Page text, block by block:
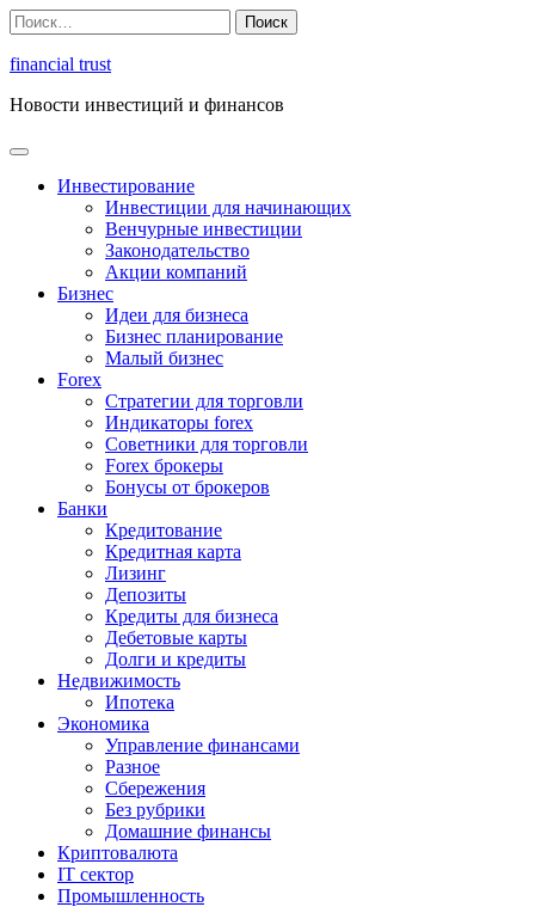
Перейти
к
содержимому
Найти:
financial trust
Новости инвестиций и финансов
Инвестирование
Инвестиции для начинающих
Венчурные инвестиции
Законодательство
Акции компаний
Бизнес
Идеи для бизнеса
Бизнес планирование
Малый бизнес
Forex
Стратегии для торговли
Индикаторы forex
Советники для торговли
Forex брокеры
Бонусы от брокеров
Банки
Кредитование
Кредитная карта
Лизинг
Депозиты
Кредиты для бизнеса
Дебетовые карты
Долги и кредиты
Недвижимость
Ипотека
Экономика
Управление финансами
Разное
Сбережения
Без рубрики
Домашние финансы
Криптовалюта
IT сектор
Промышленность